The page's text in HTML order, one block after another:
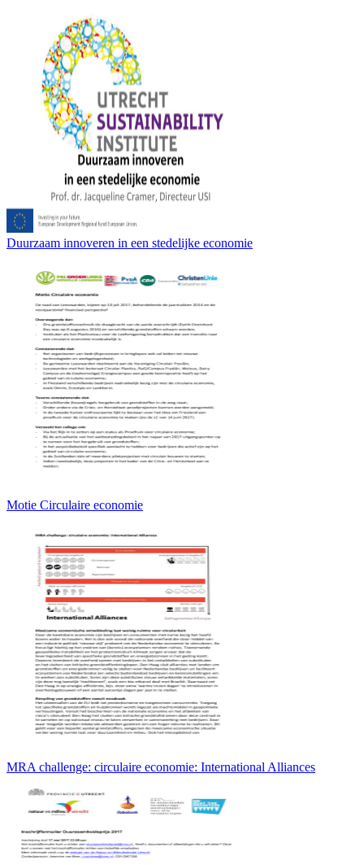
Duurzaam innoveren in een stedelijke economie
Motie Circulaire economie
MRA challenge: circulaire economie: International Alliances